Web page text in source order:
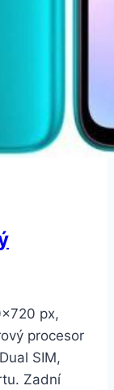
px,
procesor
SIM,
Zadní